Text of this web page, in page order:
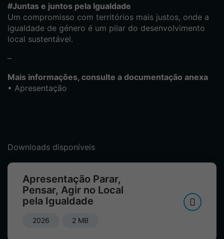
#Juntas e juntos pela Igualdade
Um compromisso com territórios mais justos, onde a
igualdade de género é um pilar do desenvolvimento
local sustentável.
–
Mais informações, consulte a documentação anexa
• Apresentação
Downloads disponíveis
Apresentação Parar,
Pensar, Agir no Local
pela Igualdade
2026 2 MB